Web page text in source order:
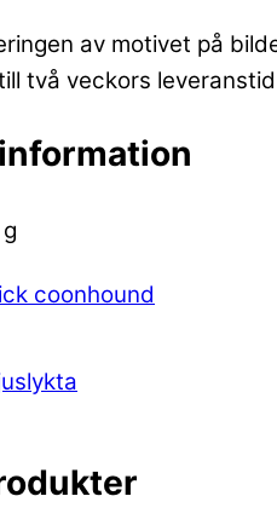
av motivet på
två veckors
coonhound